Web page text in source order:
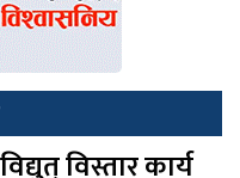
विस्तार कार्य